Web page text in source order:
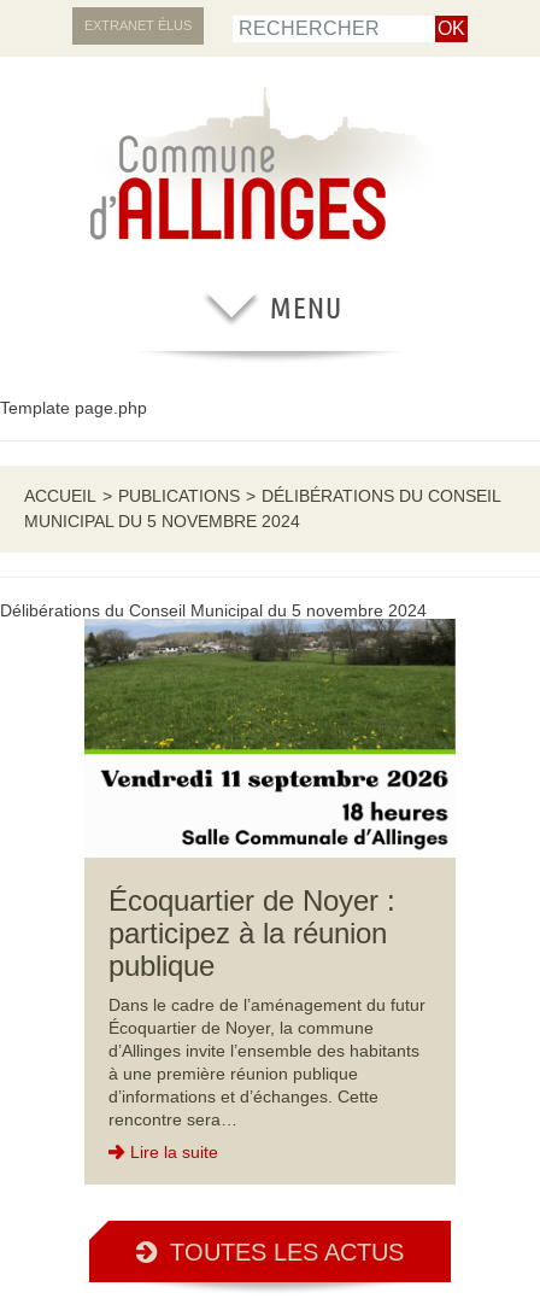
EXTRANET ÉLUS
Template page.php
ACCUEIL > PUBLICATIONS > DÉLIBÉRATIONS DU CONSEIL
MUNICIPAL DU 5 NOVEMBRE 2024
Délibérations du Conseil Municipal du 5 novembre 2024
Écoquartier de Noyer :
participez à la réunion
publique
Dans le cadre de l’aménagement du futur
Écoquartier de Noyer, la commune
d’Allinges invite l’ensemble des habitants
à une première réunion publique
d’informations et d’échanges. Cette
rencontre sera…
Lire la suite
TOUTES LES ACTUS